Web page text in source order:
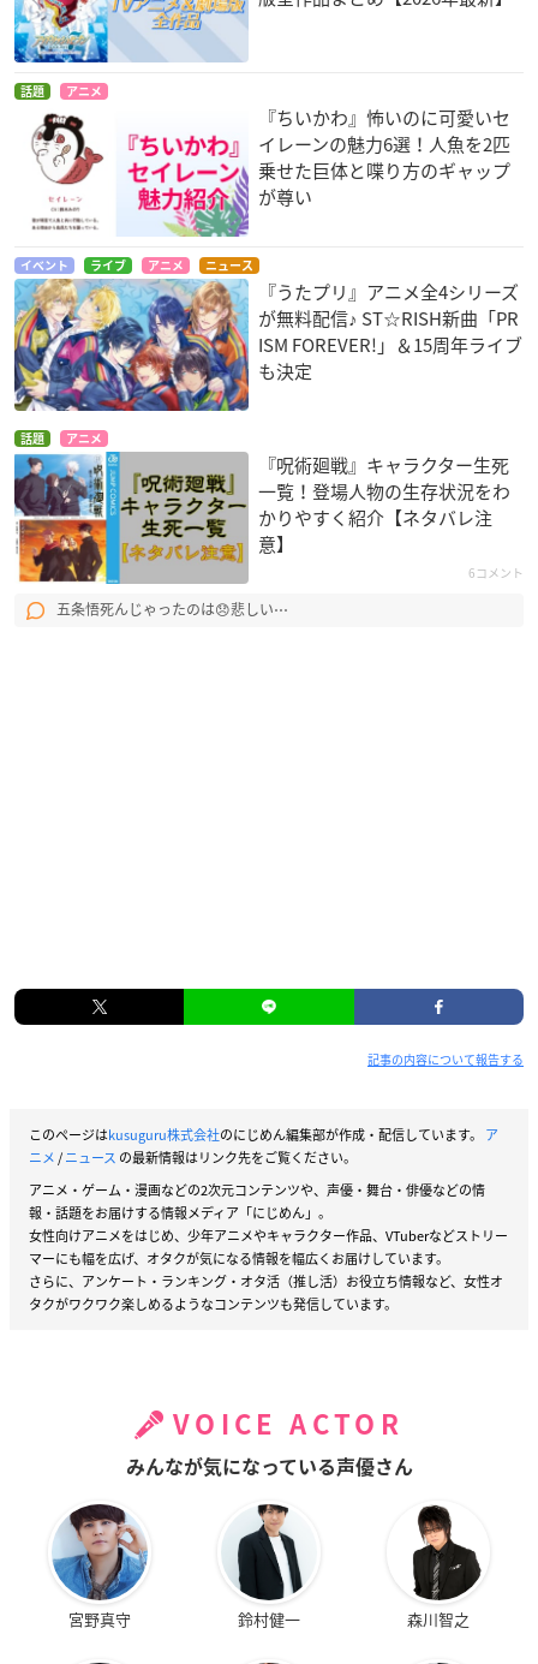
話題 アニメ
『ちいかわ』怖いのに可愛いセ
イレーンの魅力6選！人魚を2匹
乗せた巨体と喋り方のギャップ
が尊い
イベント ライブ アニメ ニュース
『うたプリ』アニメ全4シリーズ
が無料配信♪ ST☆RISH新曲「PR
ISM FOREVER!」＆15周年ライブ
も決定
話題 アニメ
『呪術廻戦』キャラクター生死
一覧！登場人物の生存状況をわ
かりやすく紹介【ネタバレ注
意】
6コメント
五条悟死んじゃったのは😞悲しい⋯
記事の内容について報告する
このページはkusuguru株式会社のにじめん編集部が作成・配信しています。 ア
ニメ/ニュース の最新情報はリンク先をご覧ください。
アニメ・ゲーム・漫画などの2次元コンテンツや、声優・舞台・俳優などの情
報・話題をお届けする情報メディア「にじめん」。
女性向けアニメをはじめ、少年アニメやキャラクター作品、VTuberなどストリー
マーにも幅を広げ、オタクが気になる情報を幅広くお届けしています。
さらに、アンケート・ランキング・オタ活（推し活）お役立ち情報など、女性オ
タクがワクワク楽しめるようなコンテンツも発信しています。
VOICE ACTOR
みんなが気になっている声優さん
宮野真守 鈴村健一 森川智之